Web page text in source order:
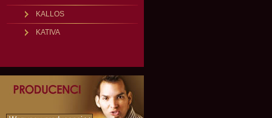
KALLOS
KATIVA